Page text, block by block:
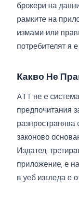
брокери на
рамките на
измами или
потребителят я
Какво Не
ATT не е
предпочитания
разпространява
законово
Издател,
приложение, е
в уеб изгледа е